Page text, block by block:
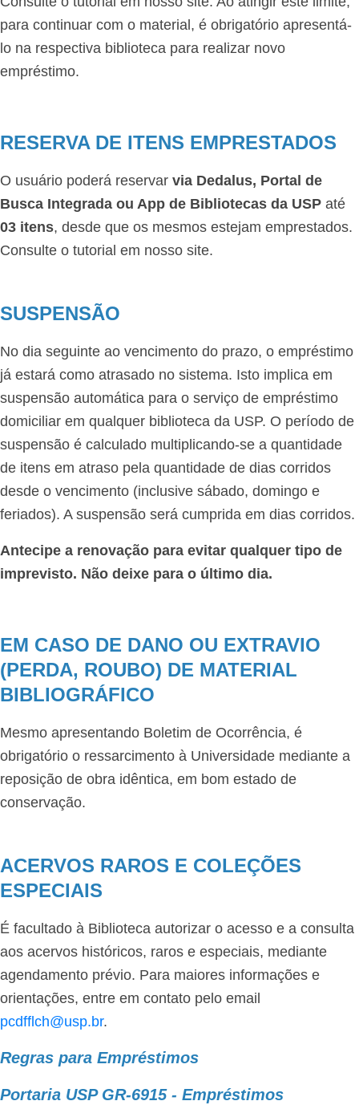
para continuar com o material, é obrigatório apresentá-
lo na respectiva biblioteca para realizar novo
empréstimo.
RESERVA DE ITENS EMPRESTADOS
O usuário poderá reservar via Dedalus, Portal de
Busca Integrada ou App de Bibliotecas da USP até
03 itens, desde que os mesmos estejam emprestados.
Consulte o tutorial em nosso site.
SUSPENSÃO
No dia seguinte ao vencimento do prazo, o empréstimo
já estará como atrasado no sistema. Isto implica em
suspensão automática para o serviço de empréstimo
domiciliar em qualquer biblioteca da USP. O período de
suspensão é calculado multiplicando-se a quantidade
de itens em atraso pela quantidade de dias corridos
desde o vencimento (inclusive sábado, domingo e
feriados). A suspensão será cumprida em dias corridos.
Antecipe a renovação para evitar qualquer tipo de
imprevisto. Não deixe para o último dia.
EM CASO DE DANO OU EXTRAVIO
(PERDA, ROUBO) DE MATERIAL
BIBLIOGRÁFICO
Mesmo apresentando Boletim de Ocorrência, é
obrigatório o ressarcimento à Universidade mediante a
reposição de obra idêntica, em bom estado de
conservação.
ACERVOS RAROS E COLEÇÕES
ESPECIAIS
É facultado à Biblioteca autorizar o acesso e a consulta
aos acervos históricos, raros e especiais, mediante
agendamento prévio. Para maiores informações e
orientações, entre em contato pelo email
pcdfflch@usp.br.
Regras para Empréstimos
Portaria USP GR-6915 - Empréstimos